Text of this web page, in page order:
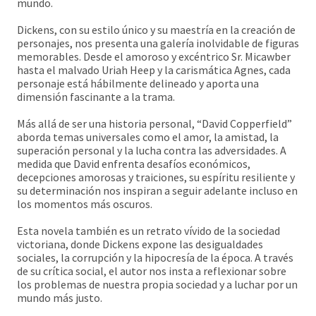
mundo.
Dickens, con su estilo único y su maestría en la creación de
personajes, nos presenta una galería inolvidable de figuras
memorables. Desde el amoroso y excéntrico Sr. Micawber
hasta el malvado Uriah Heep y la carismática Agnes, cada
personaje está hábilmente delineado y aporta una
dimensión fascinante a la trama.
Más allá de ser una historia personal, “David Copperfield”
aborda temas universales como el amor, la amistad, la
superación personal y la lucha contra las adversidades. A
medida que David enfrenta desafíos económicos,
decepciones amorosas y traiciones, su espíritu resiliente y
su determinación nos inspiran a seguir adelante incluso en
los momentos más oscuros.
Esta novela también es un retrato vívido de la sociedad
victoriana, donde Dickens expone las desigualdades
sociales, la corrupción y la hipocresía de la época. A través
de su crítica social, el autor nos insta a reflexionar sobre
los problemas de nuestra propia sociedad y a luchar por un
mundo más justo.